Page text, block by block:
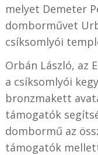
melyet Demeter
domborművet
csíksomlyói
Orbán László, az
a csíksomlyói
bronzmakett
támogatók
dombormű az
támogatók